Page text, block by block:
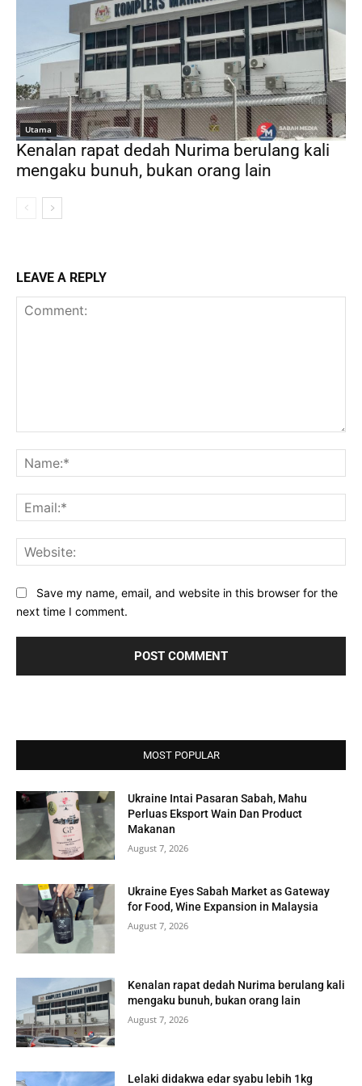
Utama
Kenalan rapat dedah Nurima berulang kali
mengaku bunuh, bukan orang lain
LEAVE A REPLY
Save my name, email, and website in this browser for the
next time I comment.
MOST POPULAR
Ukraine Intai Pasaran Sabah, Mahu
Perluas Eksport Wain Dan Product
Makanan
August 7, 2026
Ukraine Eyes Sabah Market as Gateway
for Food, Wine Expansion in Malaysia
August 7, 2026
Kenalan rapat dedah Nurima berulang kali
mengaku bunuh, bukan orang lain
August 7, 2026
Lelaki didakwa edar syabu lebih 1kg